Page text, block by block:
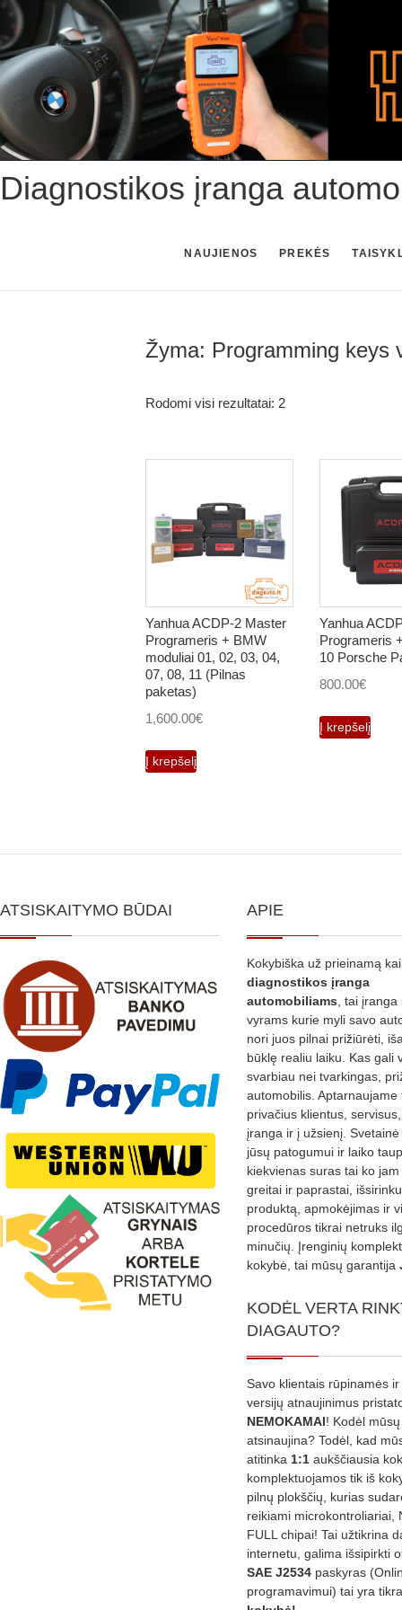
Skip
to
content
Diagnostikos įranga
NAUJIENOS PREKĖS
Žyma: Programming keys
Rodomi visi rezultatai: 2
Yanhua ACDP-2 Master
Programeris + BMW
moduliai 01, 02, 03, 04,
07, 08, 11 (Pilnas
paketas)
1,600.00€
Į krepšelį
Yanhua
Programeris
10 Porsche
800.00€
Į krepšelį
ATSISKAITYMO BŪDAI APIE
Kokybiška už prieinamą
diagnostikos įranga
automobiliams , tai
vyrams kurie myli savo
nori juos pilnai prižiūrėti,
būklę realiu laiku. Kas gali
svarbiau nei tvarkingas,
automobilis. Aptarnaujame
privačius klientus,
įranga ir į užsienį.
jūsų patogumui ir laiko
kiekvienas suras tai ko
greitai ir paprastai,
produktą, apmokėjimas ir
procedūros tikrai netruks
minučių. Įrenginių
kokybė, tai mūsų garantija
KODĖL VERTA
DIAGAUTO?
Savo klientais rūpinamės
versijų atnaujinimus
NEMOKAMAI! Kodėl
atsinaujina? Todėl, kad
atitinka 1:1 aukščiausia
komplektuojamos tik iš
pilnų plokščių, kurias
reikiami microkontroliariai,
FULL chipai! Tai užtikrina
internetu, galima išsipirkti
SAE J2534 paskyras
programavimui) tai yra